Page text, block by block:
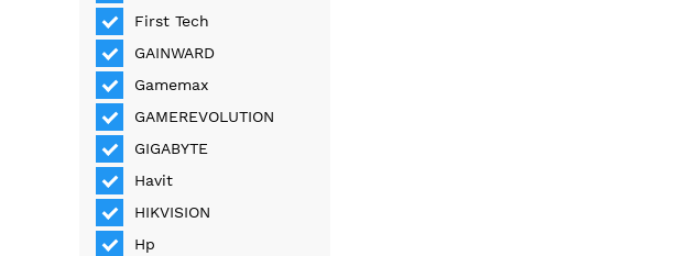
First Tech
GAINWARD
Gamemax
GAMEREVOLUTION
GIGABYTE
Havit
HIKVISION
Hp